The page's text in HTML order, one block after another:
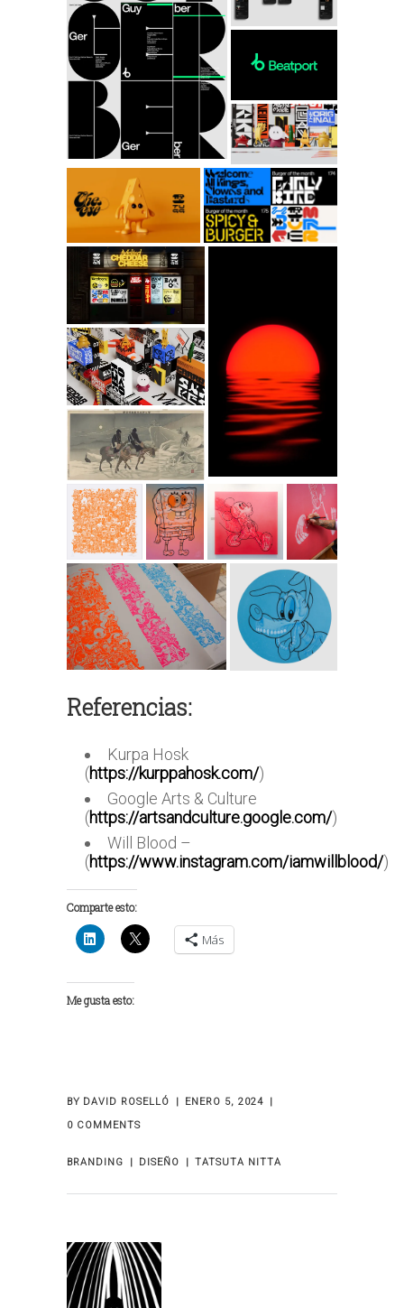
Referencias:
Kurpa Hosk
(https://kurppahosk.com/)
Google Arts & Culture
(https://artsandculture.google.com/)
Will Blood –
(https://www.instagram.com/iamwillblood/)
Comparte esto:
Más
Me gusta esto:
BY DAVID ROSELLÓ
ENERO 5, 2024
0 COMMENTS
BRANDING DISEÑO TATSUTA NITTA